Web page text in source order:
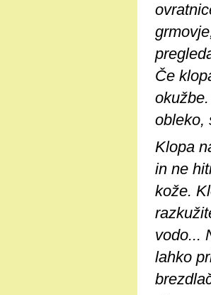
Če
obleko,
Klopa
in ne
kože.
vodo...
lahko